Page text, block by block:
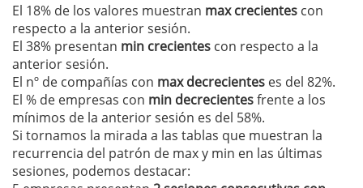
El 18% de los valores muestran max crecientes con
respecto a la anterior sesión.
El 38% presentan min crecientes con respecto a la
anterior sesión.
El nº de compañías con max decrecientes es del 82%.
El % de empresas con min decrecientesfrente a los
mínimos de la anterior sesión es del 58%.
Si tornamos la mirada a las tablas que muestran la
recurrencia del patrón de max y min en las últimas
sesiones, podemos destacar: